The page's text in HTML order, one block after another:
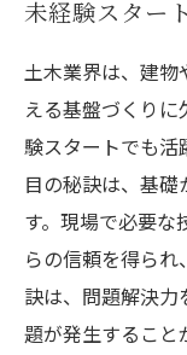
未経験スター
土木業界は、建物
える基盤づくり
験スタートでも活
目の秘訣は、基
す。現場で必要な
らの信頼を得ら
訣は、問題解決力
題が発生すること